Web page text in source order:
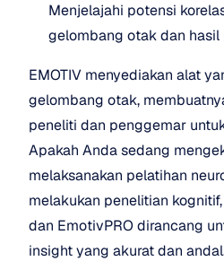
Menjelajahi potensi
gelombang otak dan hasil
EMOTIV menyediakan alat
gelombang otak,
peneliti dan penggemar
Apakah Anda sedang
melaksanakan pelatihan
melakukan penelitian
dan EmotivPRO dirancang
insight yang akurat dan